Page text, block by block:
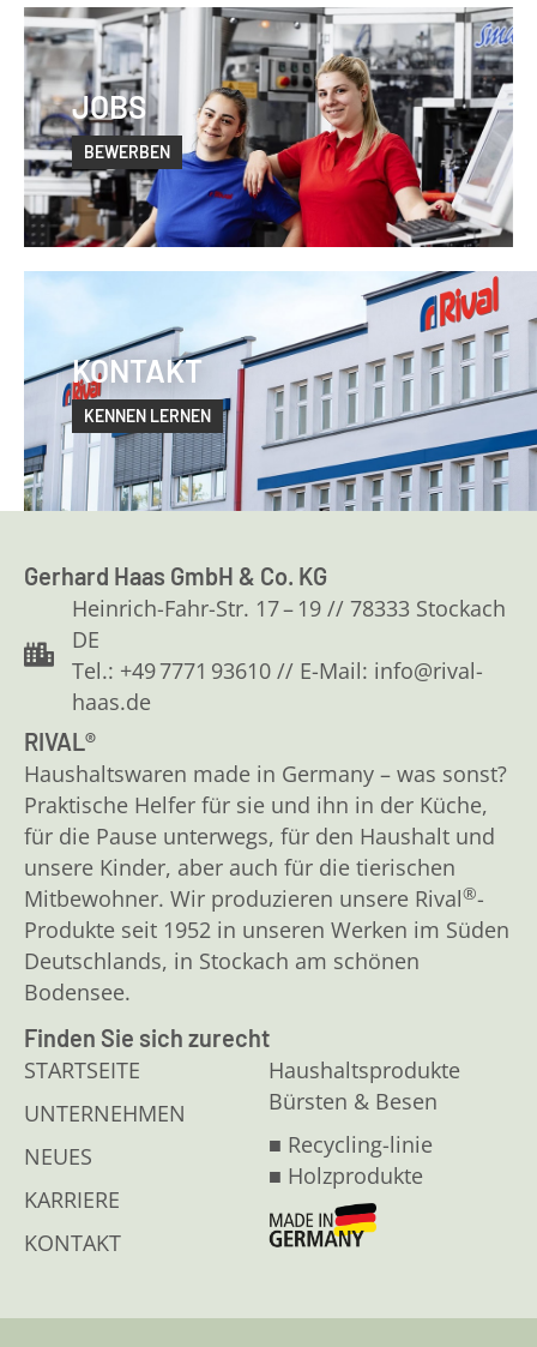
JOBS
BEWERBEN
KONTAKT
KENNEN LERNEN
Gerhard Haas GmbH & Co. KG
Heinrich-Fahr-Str. 17 – 19 // 78333 Stockach
DE
Tel.: +49 7771 93610 // E-Mail: info@rival-
haas.de
RIVAL®
Haushaltswaren made in Germany – was sonst?
Praktische Helfer für sie und ihn in der Küche,
für die Pause unterwegs, für den Haushalt und
unsere Kinder, aber auch für die tierischen
Mitbewohner. Wir produzieren unsere Rival®-
Produkte seit 1952 in unseren Werken im Süden
Deutschlands, in Stockach am schönen
Bodensee.
Finden Sie sich zurecht
STARTSEITE
UNTERNEHMEN
NEUES
KARRIERE
KONTAKT
Haushaltsprodukte
Bürsten & Besen
■ Recycling-linie
■ Holzprodukte